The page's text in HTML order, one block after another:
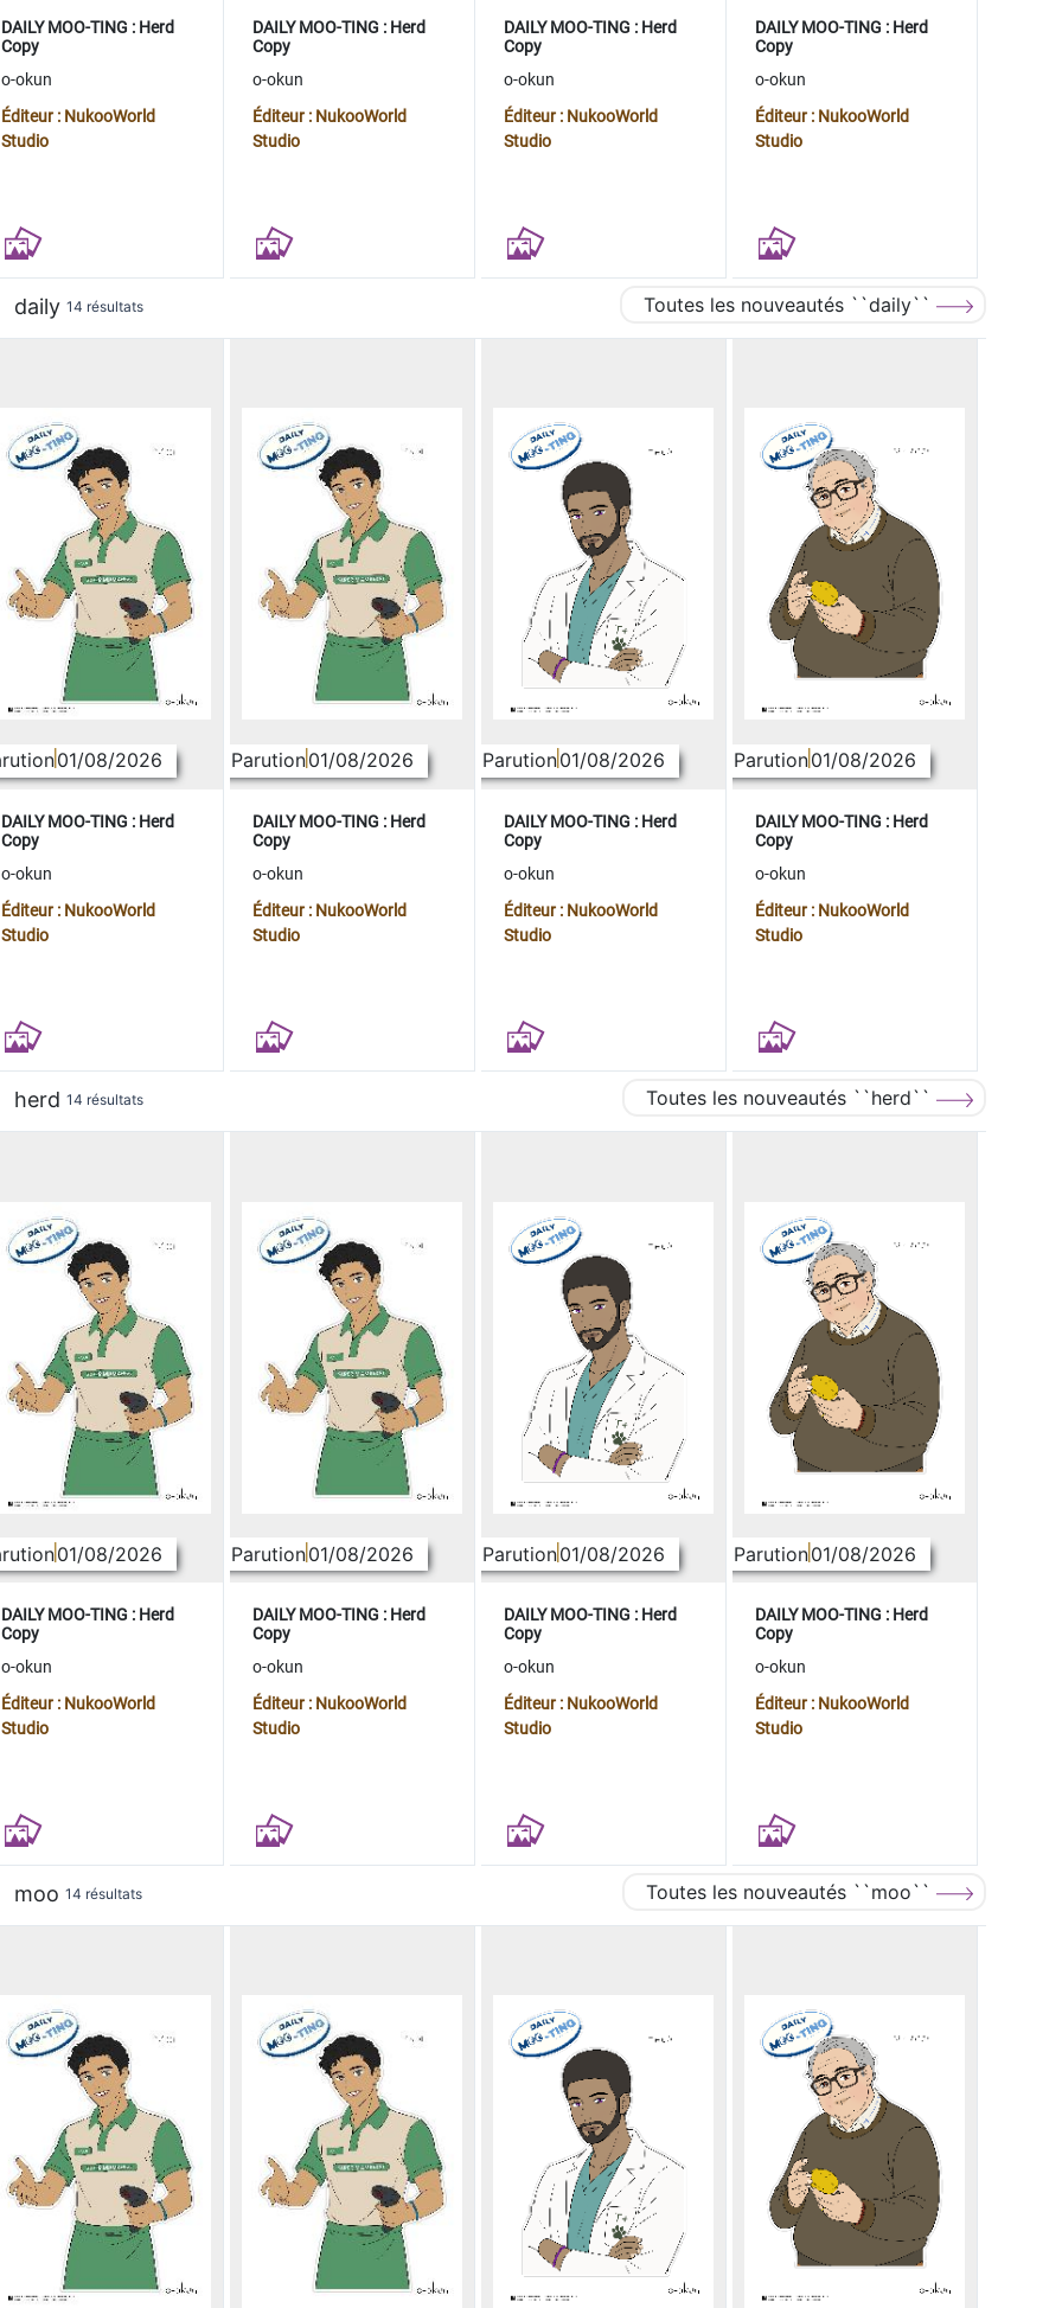
DAILY MOO-TING : Herd
Copy
o-okun
Éditeur : NukooWorld
Studio
DAILY MOO-TING : Herd
Copy
o-okun
Éditeur : NukooWorld
Studio
DAILY MOO-TING : Herd
Copy
o-okun
Éditeur : NukooWorld
Studio
DAILY MOO-TING : Herd
Copy
o-okun
Éditeur : NukooWorld
Studio
daily 14 résultats Toutes les nouveautés ``daily``
01/08/2026
DAILY MOO-TING : Herd
Copy
o-okun
Éditeur : NukooWorld
Studio
Parution01/08/2026
DAILY MOO-TING : Herd
Copy
o-okun
Éditeur : NukooWorld
Studio
Parution01/08/2026
DAILY MOO-TING : Herd
Copy
o-okun
Éditeur : NukooWorld
Studio
Parution01/08/2026
DAILY MOO-TING : Herd
Copy
o-okun
Éditeur : NukooWorld
Studio
herd 14 résultats Toutes les nouveautés ``herd``
01/08/2026
DAILY MOO-TING : Herd
Copy
o-okun
Éditeur : NukooWorld
Studio
Parution01/08/2026
DAILY MOO-TING : Herd
Copy
o-okun
Éditeur : NukooWorld
Studio
Parution01/08/2026
DAILY MOO-TING : Herd
Copy
o-okun
Éditeur : NukooWorld
Studio
Parution01/08/2026
DAILY MOO-TING : Herd
Copy
o-okun
Éditeur : NukooWorld
Studio
moo 14 résultats Toutes les nouveautés ``moo``